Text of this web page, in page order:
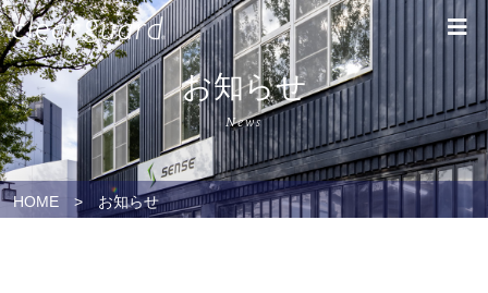
お知らせ
News
HOME > お知らせ